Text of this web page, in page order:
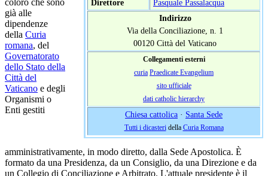
Direttore
Pasquale Passalacqua
Indirizzo
Via della Conciliazione, n. 1
00120 Città del Vaticano
Collegamenti esterni
curia Praedicate Evangelium
sito ufficiale
dati catholic hierarchy
Chiesa cattolica · Santa Sede
Tutti i dicasteridella Curia Romana
già alle
dipendenze
della Curia
romana, del
Governatorato
dello Stato della
Città del
Vaticano e degli
Organismi o
Enti gestiti
amministrativamente, in modo diretto, dalla Sede Apostolica. È
formato da una Presidenza, da un Consiglio, da una Direzione e da
un Collegio di Conciliazione e Arbitrato. L'attuale presidente è il